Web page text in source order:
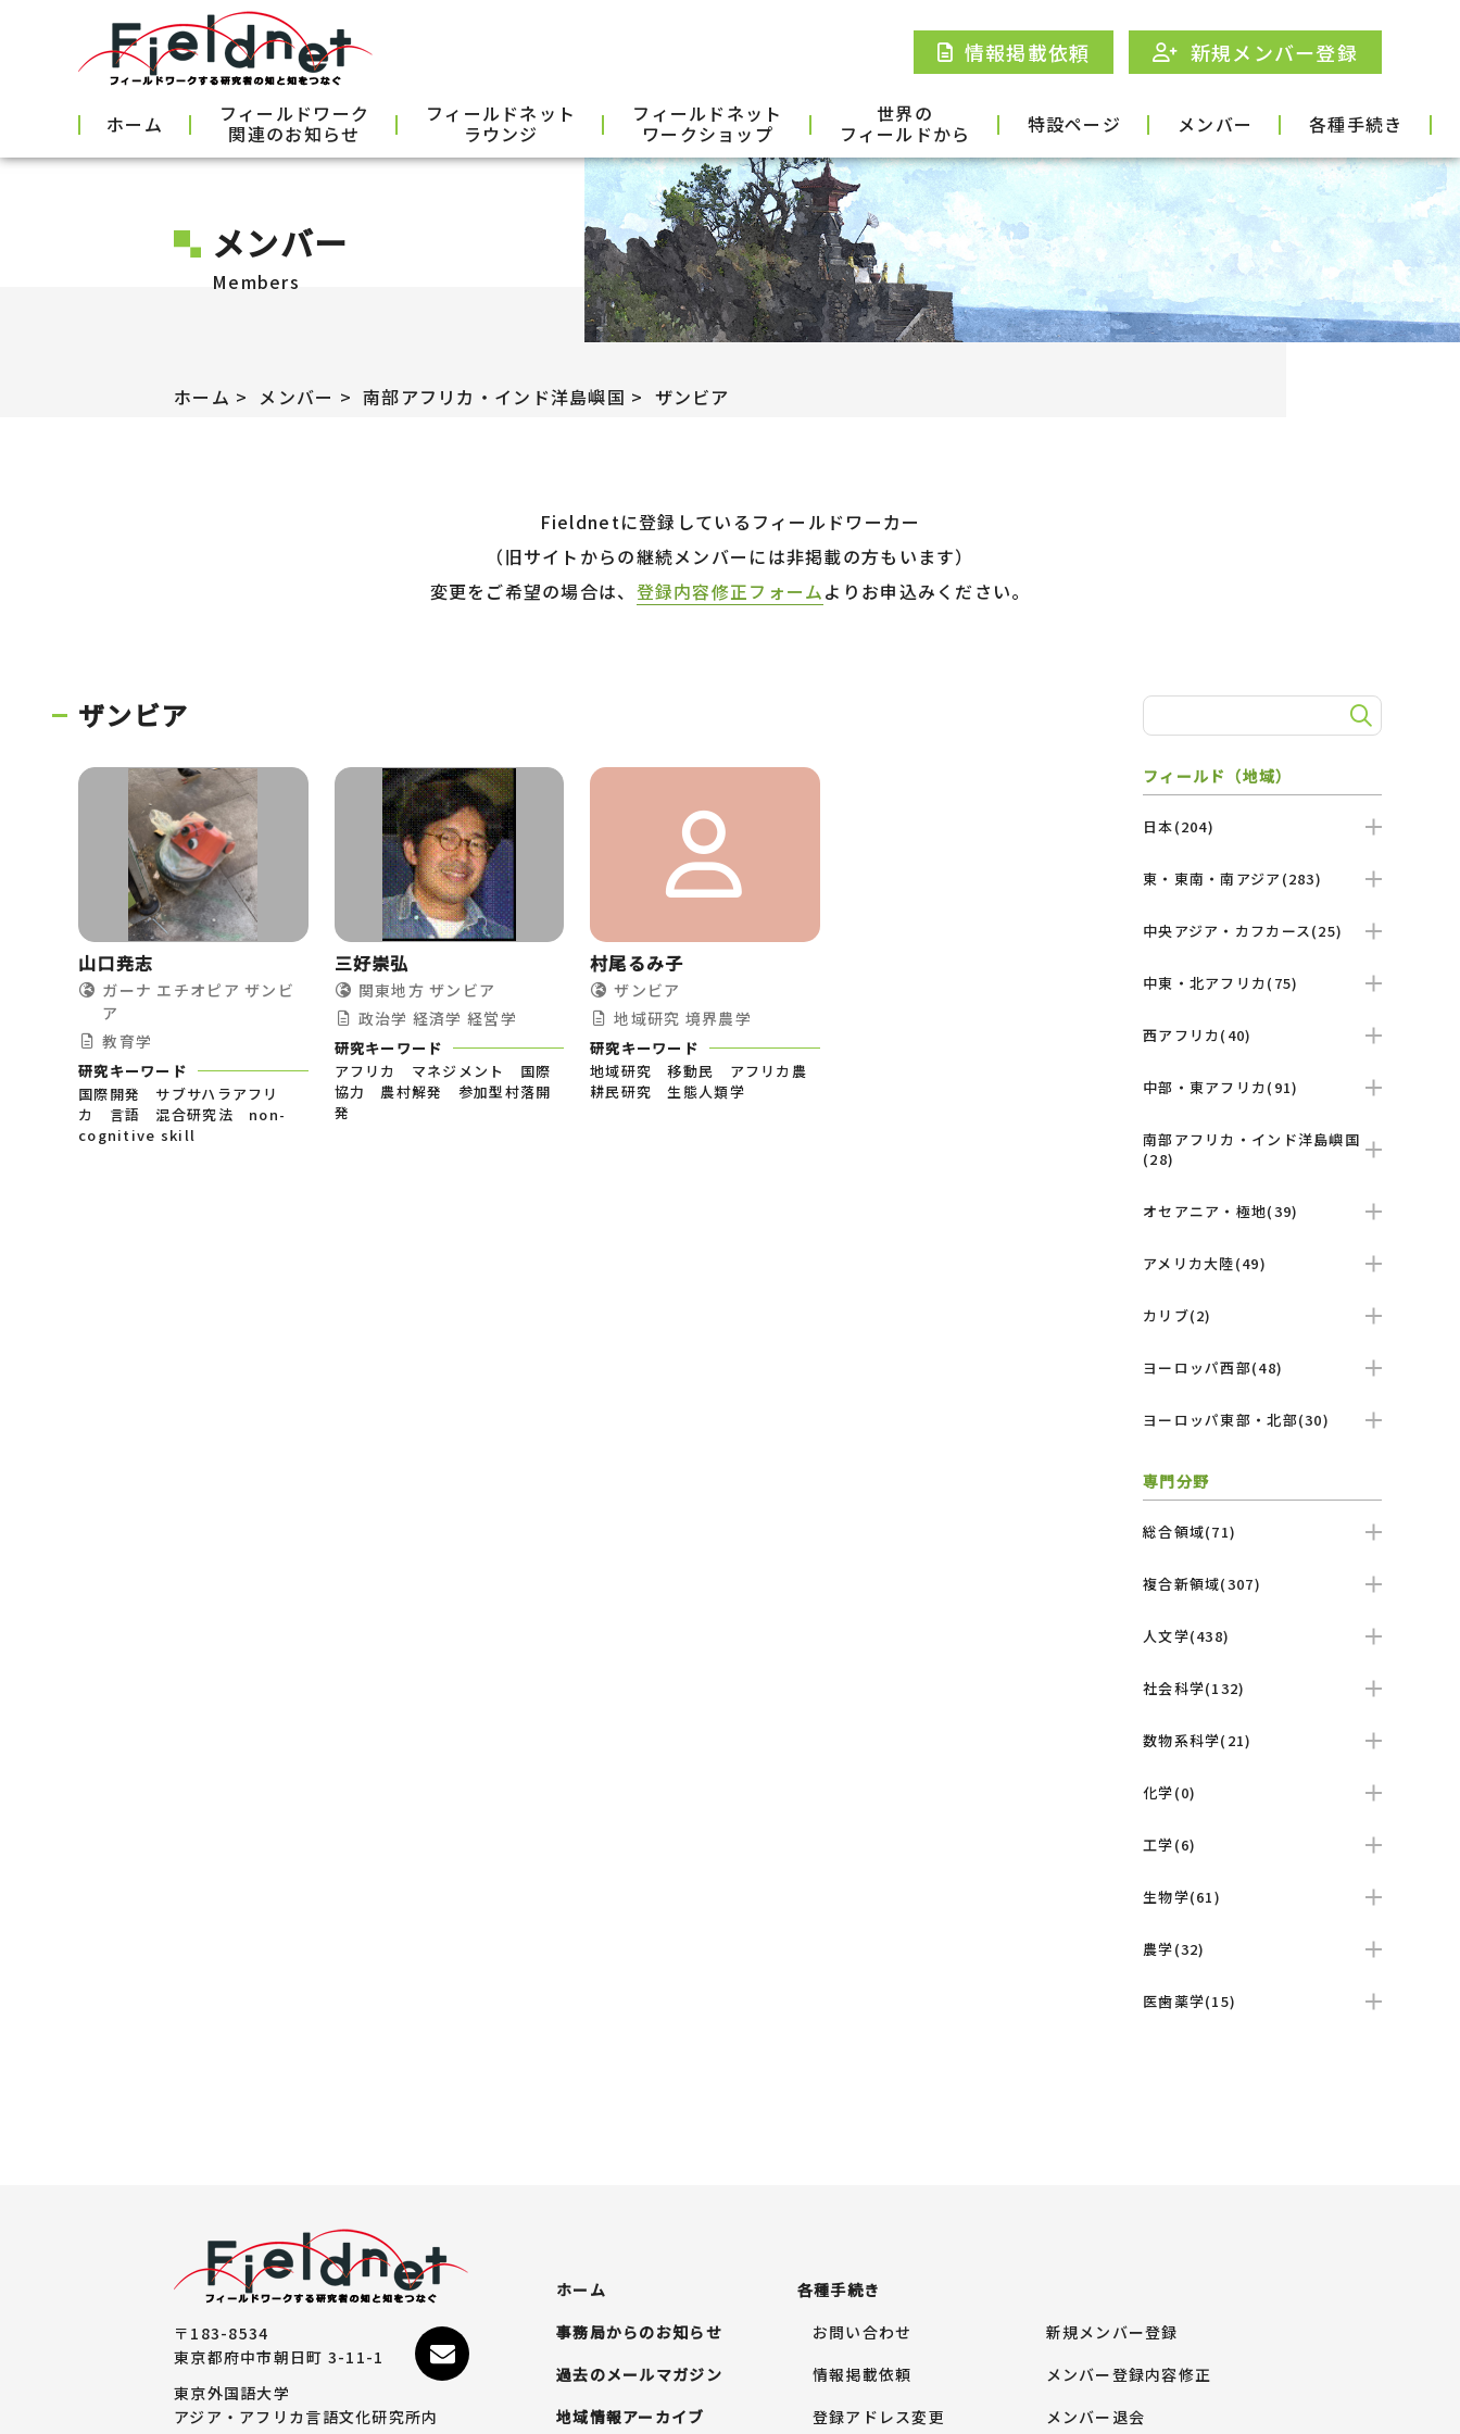
情報掲載依頼 新規メンバー登録
ホーム フィールドワーク
関連のお知らせ
フィールドネット
ラウンジ
フィールドネット
ワークショップ
世界の
フィールドから 特設ページ メンバー 各種手続き
メンバー
Members
ホーム メンバー 南部アフリカ・インド洋島嶼国 ザンビア
Fieldnetに登録しているフィールドワーカー
（旧サイトからの継続メンバーには非掲載の方もいます）
変更をご希望の場合は、 登録内容修正フォームよりお申込みください。
ザンビア
山口尭志
ガーナ エチオピア ザンビ
ア
教育学
研究キーワード
国際開発 サブサハラアフリ
カ 言語 混合研究法 non-
cognitive skill
三好崇弘
関東地方 ザンビア
政治学 経済学 経営学
研究キーワード
アフリカ マネジメント 国際
協力 農村解発 参加型村落開
発
村尾るみ子
ザンビア
地域研究 境界農学
研究キーワード
地域研究 移動民 アフリカ農
耕民研究 生態人類学
フィールド（地域）
日本(204)
東・東南・南アジア(283)
中央アジア・カフカース(25)
中東・北アフリカ(75)
西アフリカ(40)
中部・東アフリカ(91)
南部アフリカ・インド洋島嶼国
(28)
オセアニア・極地(39)
アメリカ大陸(49)
カリブ(2)
ヨーロッパ西部(48)
ヨーロッパ東部・北部(30)
専門分野
総合領域(71)
複合新領域(307)
人文学(438)
社会科学(132)
数物系科学(21)
化学(0)
工学(6)
生物学(61)
農学(32)
医歯薬学(15)
〒183-8534
東京都府中市朝日町 3-11-1
東京外国語大学
アジア・アフリカ言語文化研究所内
ホーム
事務局からのお知らせ
過去のメールマガジン
地域情報アーカイブ
各種手続き
お問い合わせ
新規メンバー登録
情報掲載依頼
メンバー登録内容修正
登録アドレス変更
メンバー退会